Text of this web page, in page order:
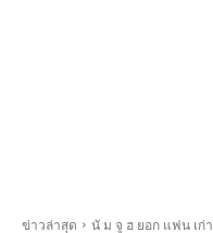
ข่าวล่าสุด นั ม จู ฮ ยอก แฟน เก่า